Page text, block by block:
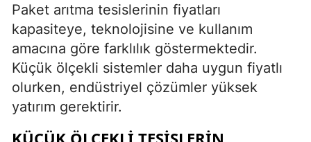
Paket arıtma tesislerinin fiyatları
kapasiteye, teknolojisine ve kullanım
amacına göre farklılık göstermektedir.
Küçük ölçekli sistemler daha uygun fiyatlı
olurken, endüstriyel çözümler yüksek
yatırım gerektirir.
KÜÇÜK ÖLÇEKLI TESISLERIN